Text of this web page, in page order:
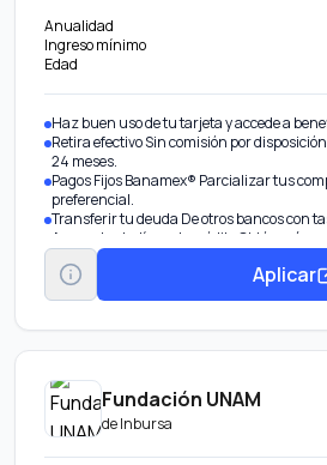
Anualidad
Ingreso mínimo
Edad
Haz buen uso de tu tarjeta y accede a
Retira efectivo Sin comisión por
24 meses.
Pagos Fijos Banamex® Parcializar tus
preferencial.
Transferir tu deuda De otros bancos con
Aumentar tu línea de crédito Obtén más
historial.
Aplicar
Fundación UNAM
deInbursa